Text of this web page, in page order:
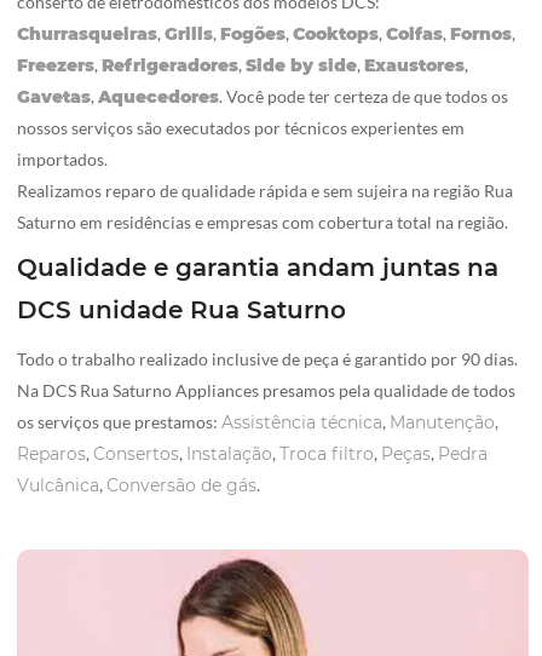
Churrasqueiras, Grills, Fogões, Cooktops, Coifas, Fornos,
Freezers, Refrigeradores, Side by side, Exaustores,
Gavetas, Aquecedores. Você pode ter certeza de que todos os
nossos serviços são executados por técnicos experientes em
importados.
Realizamos reparo de qualidade rápida e sem sujeira na região Rua
Saturno em residências e empresas com cobertura total na região.
Qualidade e garantia andam juntas na
DCS unidade Rua Saturno
Todo o trabalho realizado inclusive de peça é garantido por 90 dias.
Na DCS Rua Saturno Appliances presamos pela qualidade de todos
os serviços que prestamos: Assistência técnica, Manutenção,
Reparos, Consertos, Instalação, Troca filtro, Peças, Pedra
Vulcânica, Conversão de gás.